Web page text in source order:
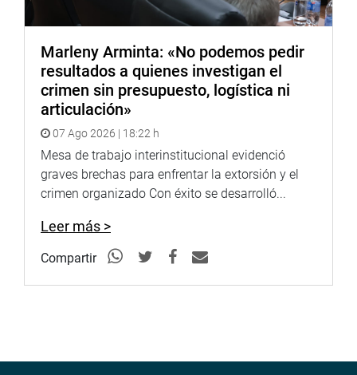
para facilitar el acceso a los servicios de salud y eliminar
Despacho del congresista Alejandro Aguinaga
Marleny Arminta: «No podemos pedir
resultados a quienes investigan el
crimen sin presupuesto, logística ni
articulación»
07 Ago 2026 | 18:22 h
Mesa de trabajo interinstitucional evidenció
graves brechas para enfrentar la extorsión y el
crimen organizado Con éxito se desarrolló...
Leer más >
Compartir